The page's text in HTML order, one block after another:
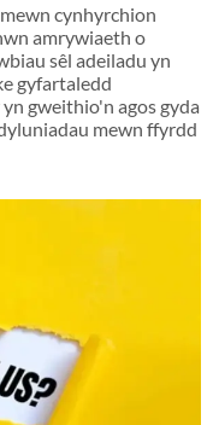
cynhyrchion
amrywiaeth o
sêl adeiladu yn
gyfartaledd
gweithio'n agos gyda
mewn ffyrdd